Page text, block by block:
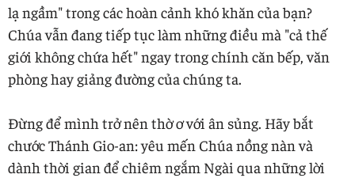
lạ ngầm" trong các hoàn cảnh khó khăn của bạn?
Chúa vẫn đang tiếp tục làm những điều mà "cả thế
giới không chứa hết" ngay trong chính căn bếp, văn
phòng hay giảng đường của chúng ta.
Đừng để mình trở nên thờ ơ với ân sủng. Hãy bắt
chước Thánh Gio-an: yêu mến Chúa nồng nàn và
dành thời gian để chiêm ngắm Ngài qua những lời